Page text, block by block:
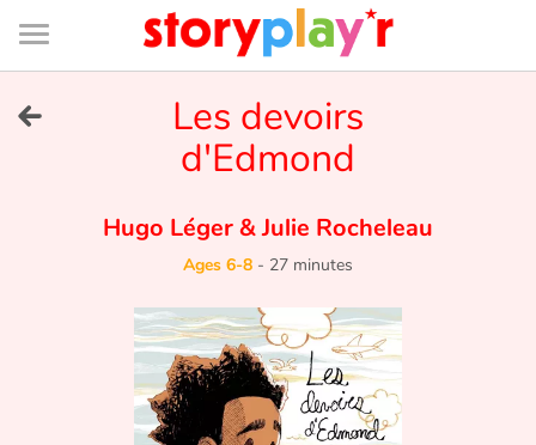
Connexion
Bibliothèque
de
page
Try for free
Les devoirs
d'Edmond
Hugo Léger&Julie Rocheleau
Ages 6-8 - 27 minutes